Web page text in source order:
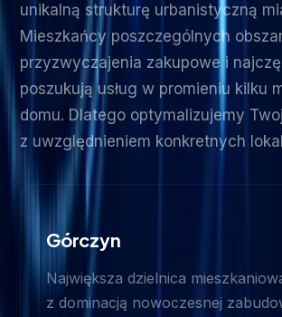
unikalną strukturę urbanistyczną
Mieszkańcy poszczególnych
przyzwyczajenia zakupowe i
poszukują usług w promieniu kilku
domu. Dlatego optymalizujemy
z uwzględnieniem konkretnych
Górczyn
Największa dzielnica
z dominacją nowoczesnej